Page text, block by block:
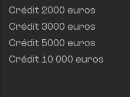
Crédit 2000 euros
Crédit 3000 euros
Crédit 5000 euros
Crédit 10 000 euros